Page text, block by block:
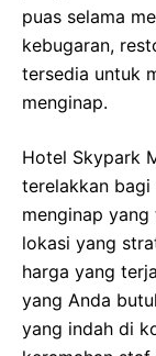
puas selama
kebugaran,
tersedia untuk
menginap.
Hotel Skypark
terelakkan bagi
menginap
lokasi yang
harga yang
yang Anda
yang indah di